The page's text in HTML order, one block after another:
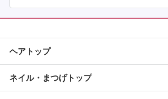
ヘアトップ
ネイル・まつげトップ